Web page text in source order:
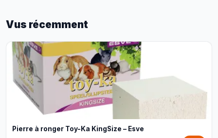
Vus récemment
Pierre à ronger Toy-Ka KingSize – Esve